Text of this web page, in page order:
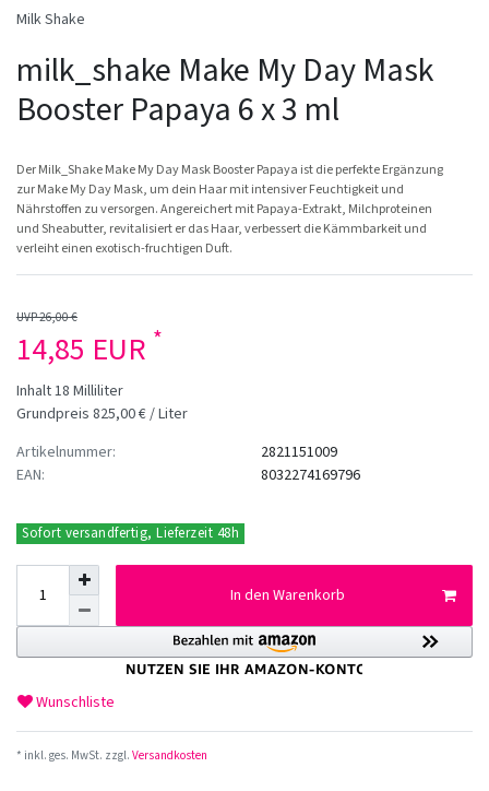
Milk Shake
milk_shake Make My Day Mask
Booster Papaya 6 x 3 ml
Der Milk_Shake Make My Day Mask Booster Papaya ist die perfekte Ergänzung
zur Make My Day Mask, um dein Haar mit intensiver Feuchtigkeit und
Nährstoffen zu versorgen. Angereichert mit Papaya-Extrakt, Milchproteinen
und Sheabutter, revitalisiert er das Haar, verbessert die Kämmbarkeit und
verleiht einen exotisch-fruchtigen Duft.
UVP 26,00 €
14,85 EUR *
Inhalt18 Milliliter
Grundpreis 825,00 € / Liter
Artikelnummer:
EAN:
2821151009
8032274169796
Sofort versandfertig, Lieferzeit 48h
In den Warenkorb
Wunschliste
* inkl. ges. MwSt. zzgl. Versandkosten